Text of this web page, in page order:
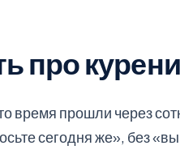
про
время прошли через
сегодня же», без